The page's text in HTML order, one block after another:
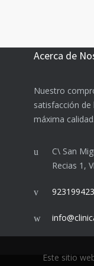
Acerca de
Nuestro
satisfacción de
máxima calidad.
C\ San
Recias 1,
923199423
Este sitio